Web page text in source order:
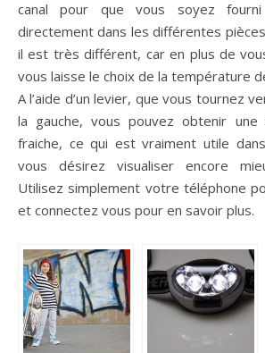
canal pour que vous soyez
directement dans les différentes
il est très différent, car en plus de
vous laisse le choix de la température
A l’aide d’un levier, que vous tournez
la gauche, vous pouvez obtenir
fraiche, ce qui est vraiment utile
vous désirez visualiser encore
Utilisez simplement votre téléphone
et connectez vous pour en savoir plus.